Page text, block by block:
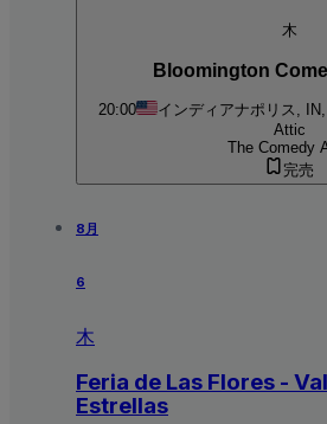
木
Bloomington
20:00 インディアナポリス,
Attic
The Comedy
完売
8月
6
木
Feria de Las Flores -
Estrellas